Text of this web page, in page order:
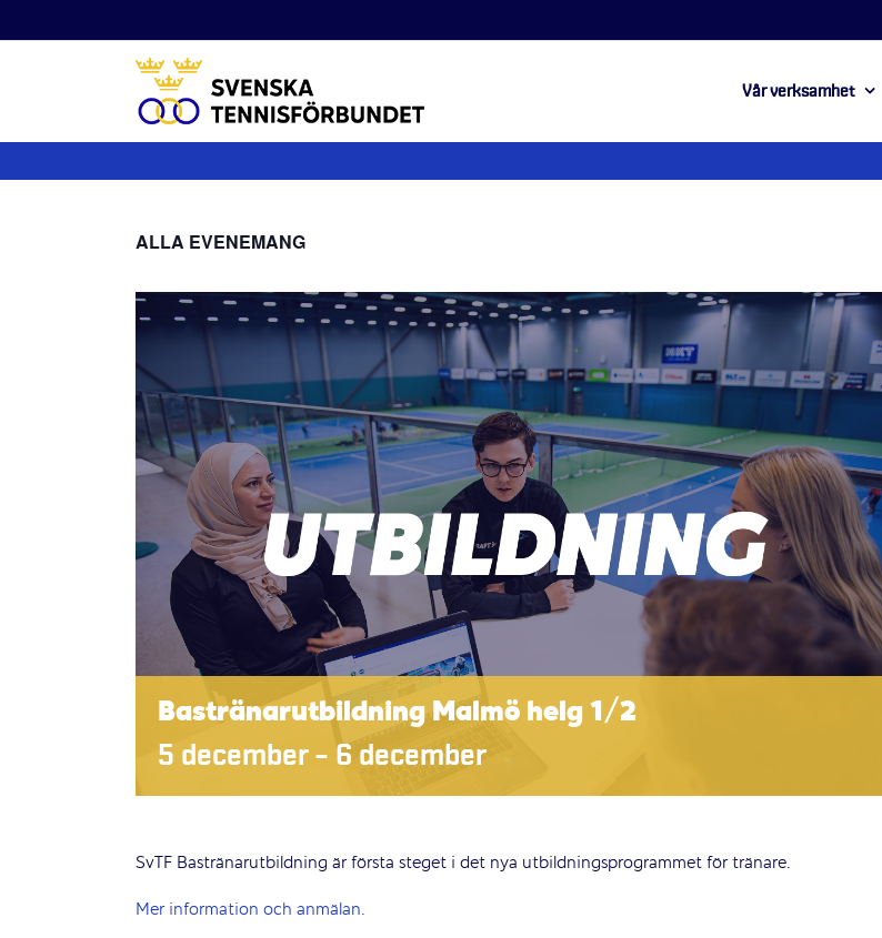
till
Vår verksamhet
ALLA EVENEMANG
Bastränarutbildning Malmö helg 1/2
5 december– 6 december
SvTF Bastränarutbildning är första steget i det nya utbildningsprogrammet för tränare.
Mer information och anmälan.